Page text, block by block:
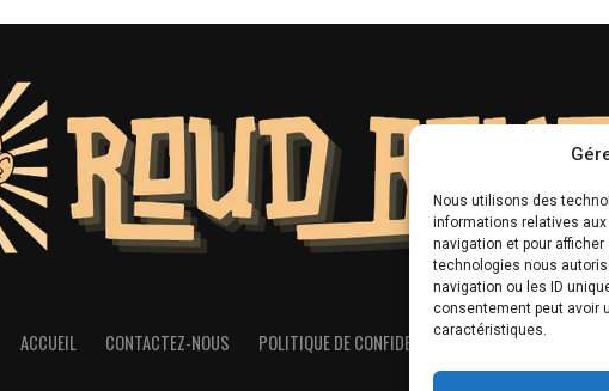
Nous utilisons des
informations relatives aux
navigation et pour
technologies nous
navigation ou les ID
consentement peut avoir
caractéristiques.
ACCUEIL CONTACTEZ-NOUS POLITIQUE DE CONFIDENTIALITÉ